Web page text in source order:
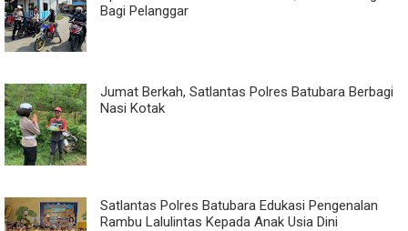
Bagi Pelanggar
Jumat Berkah, Satlantas Polres Batubara Berbagi
Nasi Kotak
Satlantas Polres Batubara Edukasi Pengenalan
Rambu Lalulintas Kepada Anak Usia Dini